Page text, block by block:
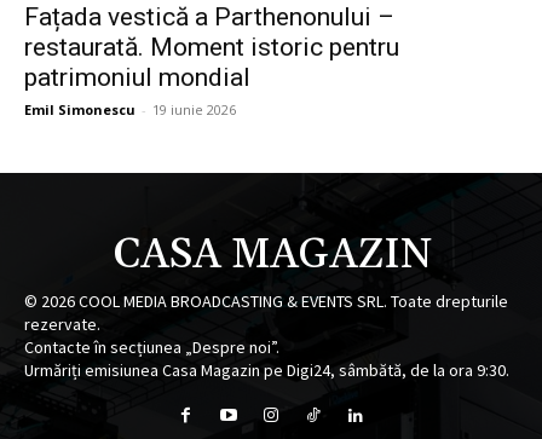
Fațada vestică a Parthenonului –
restaurată. Moment istoric pentru
patrimoniul mondial
Emil Simonescu - 19 iunie 2026
CASA MAGAZIN
© 2026COOL MEDIA BROADCASTING & EVENTS SRL. Toate drepturile
rezervate.
Contacte în secțiunea „Despre noi”.
Urmăriți emisiunea Casa Magazin pe Digi24, sâmbătă, de la ora 9:30.